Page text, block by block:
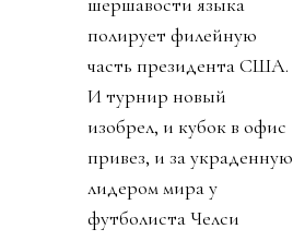
полирует филейную
часть президента США.
И турнир новый
изобрел, и кубок в офис
привез, и за украденную
лидером мира у
футболиста Челси